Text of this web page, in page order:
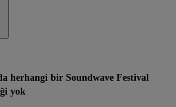
herhangi bir Soundwave Festival
yok